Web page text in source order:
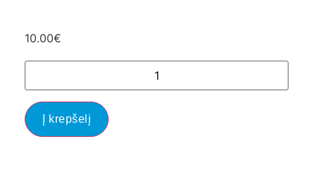
10.00€
Į krepšelį